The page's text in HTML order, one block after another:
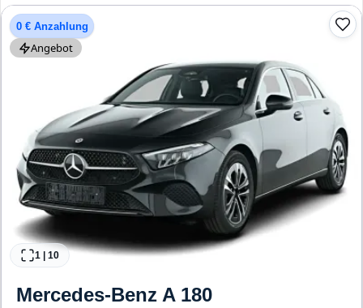
0 € Anzahlung
Angebot
1 10
Mercedes-Benz A 180